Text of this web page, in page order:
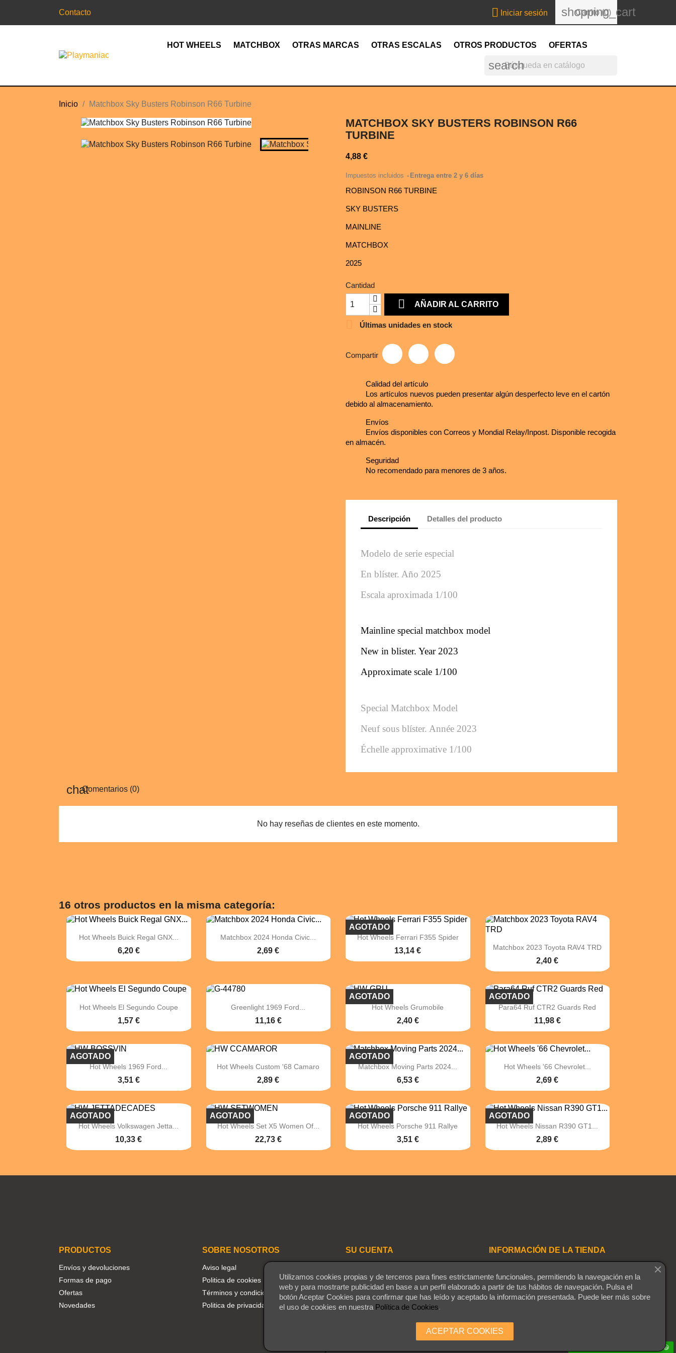
Contacto  Iniciar sesión shopping_cart
Carrito (0)
HOT WHEELS MATCHBOX OTRAS MARCAS OTRAS ESCALAS OTROS PRODUCTOS OFERTAS
search
Inicio Matchbox Sky Busters Robinson R66 Turbine
MATCHBOX SKY BUSTERS ROBINSON R66
TURBINE
4,88 €
Impuestos incluidos Entrega entre 2 y 6 días
ROBINSON R66 TURBINE
SKY BUSTERS
MAINLINE
MATCHBOX
2025
Cantidad
 AÑADIR AL CARRITO
Últimas unidades en stock
Compartir
Calidad del artículo
Los artículos nuevos pueden presentar algún desperfecto leve en el cartón
debido al almacenamiento.
Envíos
Envíos disponibles con Correos y Mondial Relay/Inpost. Disponible recogida
en almacén.
Seguridad
No recomendado para menores de 3 años.
Descripción Detalles del producto
Modelo de serie especial
En blíster. Año 2025
Escala aproximada 1/100
Mainline special matchbox model
New in blister. Year 2023
Approximate scale 1/100
Special Matchbox Model
Neuf sous blíster. Année 2023
Échelle approximative 1/100
Comentarios (0)
No hay reseñas de clientes en este momento.
16 otros productos en la misma categoría:
 Vista rápida
Hot Wheels Buick Regal GNX...
6,20 €
 Vista rápida
Matchbox 2024 Honda Civic...
2,69 €
 Vista rápida
Hot Wheels Ferrari F355 Spider
13,14 €
AGOTADO
 Vista rápida
Matchbox 2023 Toyota RAV4 TRD
2,40 €
 Vista rápida
Hot Wheels El Segundo Coupe
1,57 €
 Vista rápida
Greenlight 1969 Ford...
11,16 €
 Vista rápida
Hot Wheels Grumobile
2,40 €
AGOTADO
 Vista rápida
Para64 Ruf CTR2 Guards Red
11,98 €
AGOTADO
 Vista rápida
Hot Wheels 1969 Ford...
3,51 €
AGOTADO
 Vista rápida
Hot Wheels Custom '68 Camaro
2,89 €
 Vista rápida
Matchbox Moving Parts 2024...
6,53 €
AGOTADO
 Vista rápida
Hot Wheels '66 Chevrolet...
2,69 €
 Vista rápida
Hot Wheels Volkswagen Jetta...
10,33 €
AGOTADO
 Vista rápida
Hot Wheels Set X5 Women Of...
22,73 €
AGOTADO
 Vista rápida
Hot Wheels Porsche 911 Rallye
3,51 €
AGOTADO
 Vista rápida
Hot Wheels Nissan R390 GT1...
2,89 €
AGOTADO
PRODUCTOS
Envíos y devoluciones
Formas de pago
Ofertas
Novedades
SOBRE NOSOTROS
Aviso legal
Politica de cookies
Términos y condiciones
Politica de privacidad
SU CUENTA
Iniciar sesión
Crear una cuenta
Mis alertas
INFORMACIÓN DE LA TIENDA
Montequinto
41089 Dos Hermanas
Sevilla
Envíenos un mensaje de correo
electrónico:
¿Necesitas ayuda? Contáctanos 😃
Utilizamos cookies propias y de terceros para fines estrictamente funcionales, permitiendo la navegación en la
web y para mostrarte publicidad en base a un perfil elaborado a partir de tus hábitos de navegación. Pulsa el
botón Aceptar Cookies para confirmar que has leído y aceptado la información presentada. Puede leer más sobre
el uso de cookies en nuestra Política de Cookies.
ACEPTAR COOKIES